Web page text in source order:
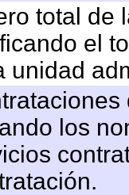
total de
el
unidad
los